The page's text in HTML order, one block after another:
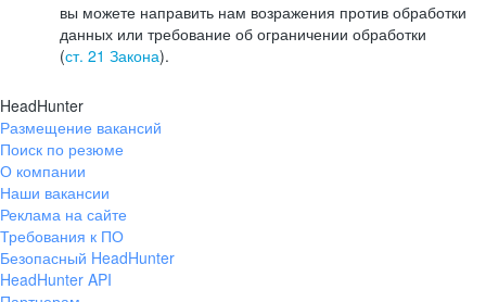
вы можете направить нам возражения против обработки
данных или требование об ограничении обработки
(ст. 21 Закона).
HeadHunter
Размещение вакансий
Поиск по резюме
О компании
Наши вакансии
Реклама на сайте
Требования к ПО
Безопасный HeadHunter
HeadHunter API